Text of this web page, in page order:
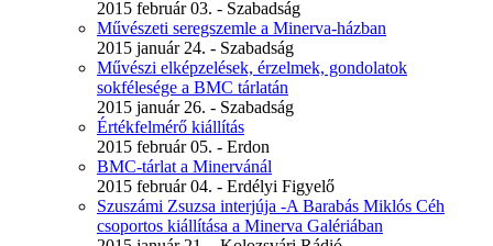
2015 február 03. - Szabadság
Művészeti seregszemle a Minerva-házban
2015 január 24. - Szabadság
Művészi elképzelések, érzelmek, gondolatok
sokfélesége a BMC tárlatán
2015 január 26. - Szabadság
Értékfelmérő kiállítás
2015 február 05. - Erdon
BMC-tárlat a Minervánál
2015 február 04. - Erdélyi Figyelő
Szuszámi Zsuzsa interjúja -A Barabás Miklós Céh
csoportos kiállítása a Minerva Galériában